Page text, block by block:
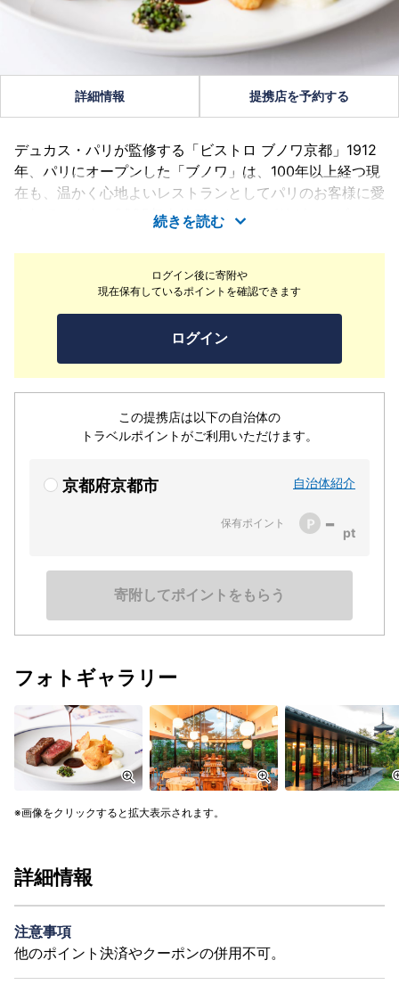
ログイン後に寄附や
現在保有しているポイントを確認できます
ログイン
この提携店は以下の自治体の
トラベルポイントがご利用いただけます。
京都府京都市 自治体紹介
保有ポイント -
寄附してポイントをもらう
詳細情報 提携店を予約する
デュカス・パリが監修する「ビストロ ブノワ京都」1912
年、パリにオープンした「ブノワ」は、100年以上経つ現
在も、温かく心地よいレストランとしてパリのお客様に愛
されています。2005年よりデュカス・パリがこのビスト
ロを受け継ぎ、伝統ある店に新風を吹き込むと同時に、そ
のエスプリを東京、ニューヨークにも広げました。そして
2020年、京都にブノワが誕生。古都京都にて、【昼の
部】は「法観寺 八坂の塔」を眺めながら、【夜の部】は
赤を基調としたフランスのアンティーク家具でシックな雰
囲気の中で、旬の味わいを取り入れたモダンなビストロ料
理をお楽しみください。
続きを読む
フォトギャラリー
画像をクリックすると拡大表示されます。
詳細情報
注意事項
他のポイント決済やクーポンの併用不可。